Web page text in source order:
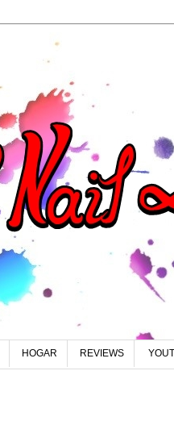
HOGAR REVIEWS